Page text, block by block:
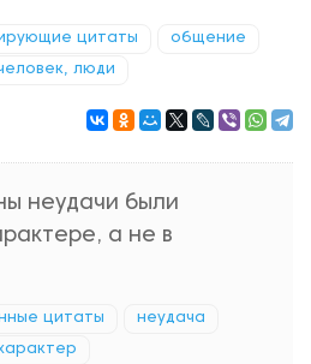
цитаты общение
люди
неудачи были
а не в
цитаты неудача